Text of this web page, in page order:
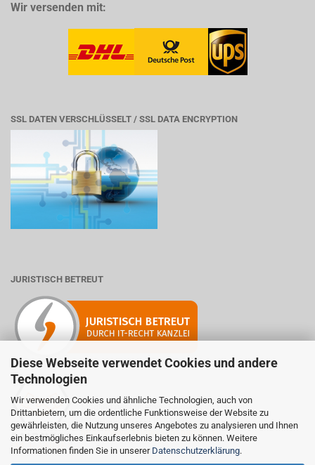
Diese Webseite verwendet Cookies und andere
Technologien
Wir verwenden Cookies und ähnliche Technologien, auch von
Drittanbietern, um die ordentliche Funktionsweise der Website zu
gewährleisten, die Nutzung unseres Angebotes zu analysieren und Ihnen
ein bestmögliches Einkaufserlebnis bieten zu können. Weitere
Informationen finden Sie in unserer Datenschutzerklärung.
Wir versenden mit:
SSL DATEN VERSCHLÜSSELT / SSL DATA ENCRYPTION
JURISTISCH BETREUT
Mitglied der Initiative "Fairness im Handel".
Informationen zur Initiative:
https://www.fairness-im-handel.de